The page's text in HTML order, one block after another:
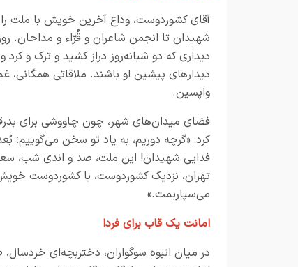
آقای کشوردوست، وداع آخرین خویش با ملت را
شهیدان تا انجمن شاعران و قُرّاء و مداحان.
دیداری که دو شبانه‌روز دراز کشید و ترک و
دیدارهای پیشین او باشند. ملاقاتی
واپسین.
فضای میدان‌های شهر، چون چاووشی برای
کرد: «گرچه دوریم، به یاد تو سخن می‌گوییم؛
فدایی شهیدان! این ملت، صد و اندی شب،
تهران، نزدیک کشوردوست، با کشوردوست
می‌سپاریمت.»
امانت یک قاب برای فردا
در میان انبوه سوگواران، دختربچه‌ای